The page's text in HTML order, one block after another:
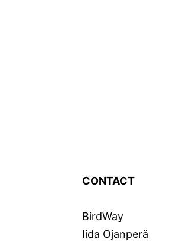
CONTACT
BirdWay
Iida Ojanperä